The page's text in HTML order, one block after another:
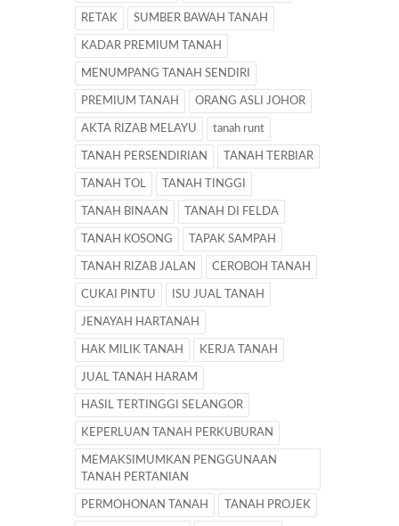
RETAK SUMBER BAWAH TANAH
KADAR PREMIUM TANAH
MENUMPANG TANAH SENDIRI
PREMIUM TANAH ORANG ASLI JOHOR
AKTA RIZAB MELAYU tanah runt
TANAH PERSENDIRIAN TANAH TERBIAR
TANAH TOL TANAH TINGGI
TANAH BINAAN TANAH DI FELDA
TANAH KOSONG TAPAK SAMPAH
TANAH RIZAB JALAN CEROBOH TANAH
CUKAI PINTU ISU JUAL TANAH
JENAYAH HARTANAH
HAK MILIK TANAH KERJA TANAH
JUAL TANAH HARAM
HASIL TERTINGGI SELANGOR
KEPERLUAN TANAH PERKUBURAN
MEMAKSIMUMKAN PENGGUNAAN
TANAH PERTANIAN
PERMOHONAN TANAH TANAH PROJEK